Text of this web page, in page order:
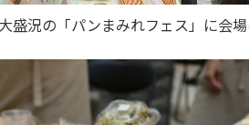
盛況の「パンまみれフェス」に会